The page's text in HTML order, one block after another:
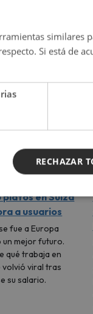
platos en Suiza
a usuarios
fue a Europa
un mejor futuro.
qué trabaja en
volvió viral tras
su salario.
similares
Si está de
RECHAZAR